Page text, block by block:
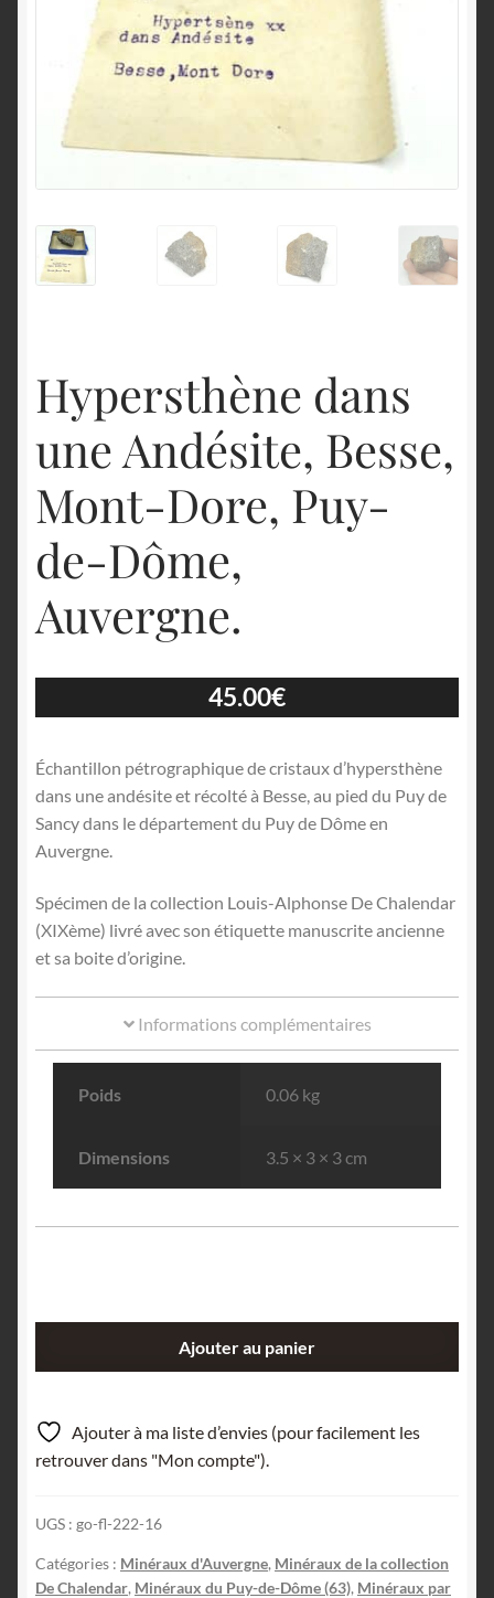
Hypersthène dans
une Andésite, Besse,
Mont-Dore, Puy-
de-Dôme,
Auvergne.
45.00€
Échantillon pétrographique de cristaux d’hypersthène
dans une andésite et récolté à Besse, au pied du Puy de
Sancy dans le département du Puy de Dôme en
Auvergne.
Spécimen de la collection Louis-Alphonse De Chalendar
(XIXème) livré avec son étiquette manuscrite ancienne
et sa boite d’origine.
Informations complémentaires
Poids 0.06 kg
Dimensions 3.5 × 3 × 3 cm
dans
une
Andésite,
Mont-
Dore,
Puy-
Ajouter au panier
Ajouter à ma liste d’envies (pour facilement les
retrouver dans "Mon compte").
UGS : go-fl-222-16
Catégories : Minéraux d'Auvergne, Minéraux de la collection
De Chalendar, Minéraux du Puy-de-Dôme (63), Minéraux par